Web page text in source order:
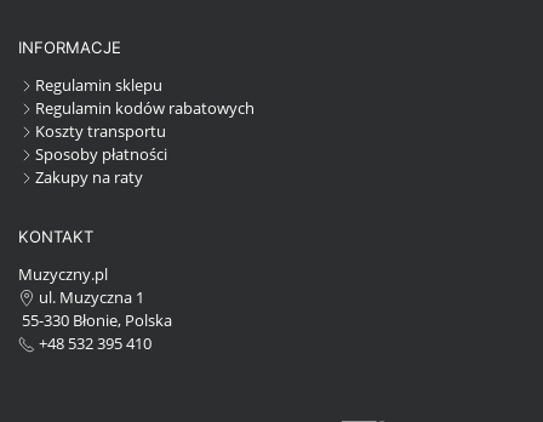
INFORMACJE
Regulamin sklepu
Regulamin kodów rabatowych
Koszty transportu
Sposoby płatności
Zakupy na raty
KONTAKT
Muzyczny.pl
ul. Muzyczna 1
55-330 Błonie, Polska
+48 532 395 410